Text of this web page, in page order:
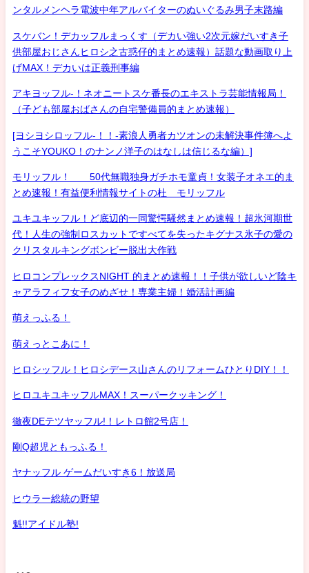
ンタルメンヘラ電波中年アルバイターのぬいぐるみ男子末路編
スケバン！デカッフルまっくす（デカい強い2次元嫁だいすき子
供部屋おじさんヒロシ之古惑仔的まとめ速報）話題な動画取り上
げMAX！デカいは正義刑事編
アキヨッフル-！ネオニートスケ番長のエキストラ芸能情報局！
（子ども部屋おばさんの自宅警備員的まとめ速報）
[ヨシヨシロッフル-！！-素浪人勇者カツオンの未解決事件簿へよ
うこそYOUKO！のナンノ洋子のはなしは信じるな編）]
モリッフル！ 50代無職独身ガチホモ童貞！女装子オネエ的ま
とめ速報！有益便利情報サイトの杜 モリッフル
ユキユキッフル！ど底辺的一同驚愕騒然まとめ速報！超氷河期世
代！人生の強制ロスカットですべてを失ったキグナス氷子の愛の
クリスタルキングボンビー脱出大作戦
ヒロコンプレックスNIGHT 的まとめ速報！！子供が欲しいど陰キ
ャアラフィフ女子のめざせ！専業主婦！婚活計画編
萌えっふる！
萌えっとこあに！
ヒロシッフル！ヒロシデース山さんのリフォームひとりDIY！！
ヒロユキユキッフルMAX！スーパークッキング！
徹夜DEテツヤッフル!！レトロ館2号店！
剛Q超児ともっふる！
ヤナッフル ゲームだいすき6！放送局
ヒウラー総統の野望
魁!!アイドル塾!